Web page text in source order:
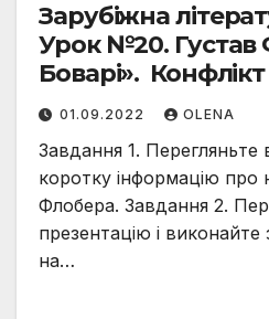
Зарубіжна
Урок №20. Густав
Боварі».
ілюзій та
Боварі». Сюжет і
роману.
суспільства.
Боварі. Образи
Об’єктивний
Психологічні
01.09.2022 OLENA
Завдання 1.
коротку інформацію про
Флобера. Завдання 2.
презентацію і
на…